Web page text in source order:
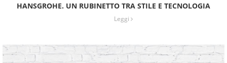
HANSGROHE. UN RUBINETTO TRA STILE E TECNOLOGIA
Leggi